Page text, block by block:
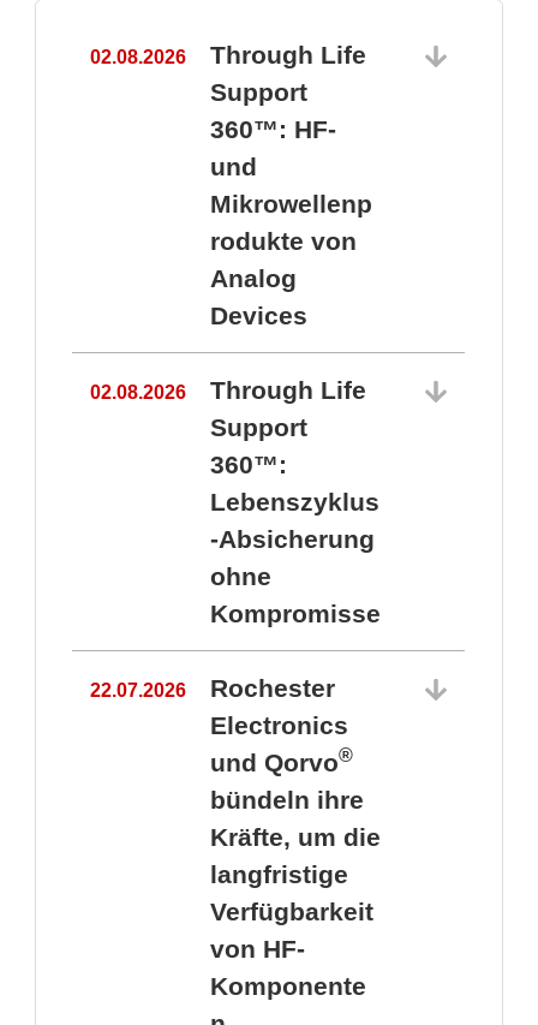
02.08.2026
Through Life
Support
360™: HF-
und
Mikrowellenp
rodukte von
Analog
Devices
02.08.2026
Through Life
Support
360™:
Lebenszyklus
-Absicherung
ohne
Kompromisse
22.07.2026
Rochester
Electronics
und Qorvo®
bündeln ihre
Kräfte, um die
langfristige
Verfügbarkeit
von HF-
Komponente